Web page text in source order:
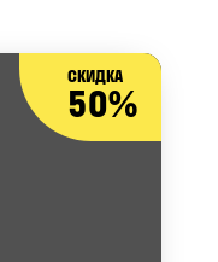
СКИДКА
50%